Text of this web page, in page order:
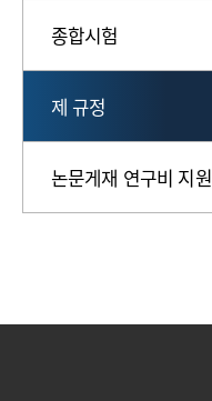
종합시험
제 규정
논문게재 연구비 지원